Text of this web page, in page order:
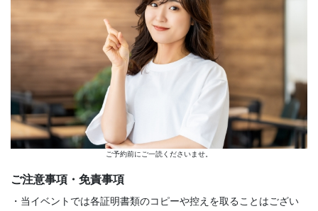
ご予約前にご一読くださいませ。
ご注意事項・免責事項
・当イベントでは各証明書類のコピーや控えを取ることはござい